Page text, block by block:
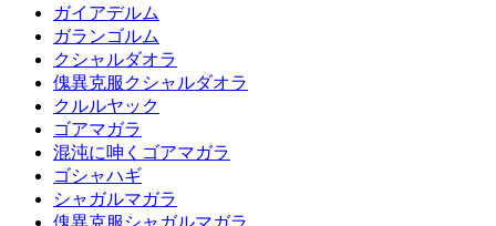
ガイアデルム
ガランゴルム
クシャルダオラ
傀異克服クシャルダオラ
クルルヤック
ゴアマガラ
混沌に呻くゴアマガラ
ゴシャハギ
シャガルマガラ
傀異克服シャガルマガラ